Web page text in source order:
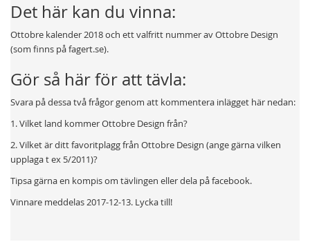
Det här kan du vinna:
Ottobre kalender 2018 och ett valfritt nummer av Ottobre Design
(som finns på fagert.se).
Gör så här för att tävla:
Svara på dessa två frågor genom att kommentera inlägget här nedan:
1. Vilket land kommer Ottobre Design från?
2. Vilket är ditt favoritplagg från Ottobre Design (ange gärna vilken
upplaga t ex 5/2011)?
Tipsa gärna en kompis om tävlingen eller dela på facebook.
Vinnare meddelas 2017-12-13. Lycka till!